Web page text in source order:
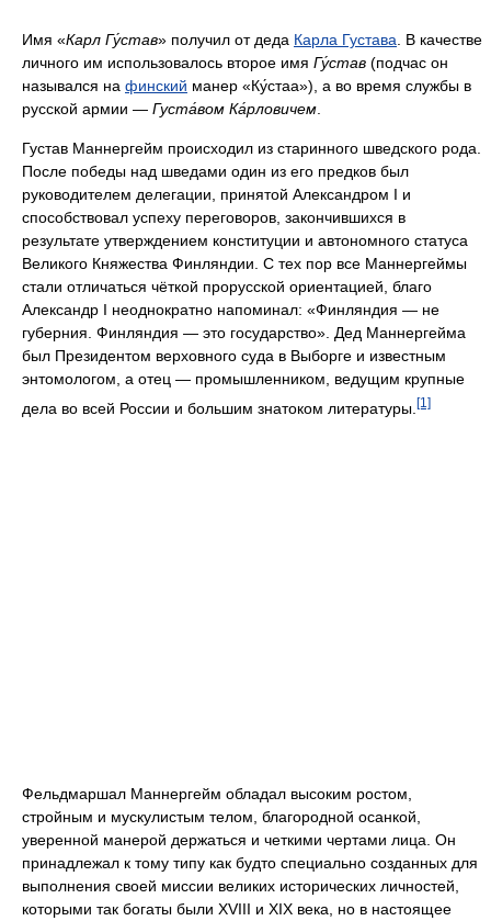
Имя «Карл Гу́став» получил от деда Карла Густава . В качестве
личного им использовалось второе имя Гу́став (подчас он
назывался на финский манер «Ку́стаа»), а во время службы в
русской армии — Густа́вом Ка́рловичем
Густав Маннергейм происходил из старинного шведского рода.
После победы над шведами один из его предков был
руководителем делегации, принятой Александром I и
способствовал успеху переговоров, закончившихся в
результате утверждением конституции и автономного статуса
Великого Княжества Финляндии. С тех пор все Маннергеймы
стали отличаться чёткой прорусской ориентацией, благо
Александр I неоднократно напоминал: «Финляндия — не
губерния. Финляндия — это государство». Дед Маннергейма
был Президентом верховного суда в Выборге и известным
энтомологом, а отец — промышленником, ведущим крупные
дела во всей России и большим знатоком литературы. [1]
Фельдмаршал Маннергейм обладал высоким ростом,
стройным и мускулистым телом, благородной осанкой,
уверенной манерой держаться и четкими чертами лица. Он
принадлежал к тому типу как будто специально созданных для
выполнения своей миссии великих исторических личностей,
которыми так богаты были XVIII и XIX века, но в настоящее